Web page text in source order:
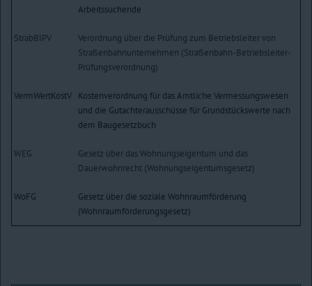
Arbeitssuchende
StrabBIPV
Verordnung über die Prüfung zum Betriebsleiter von
Straßenbahnunternehmen (Straßenbahn-Betriebsleiter-
Prüfungsverordnung)
VermWertKostV
Kostenverordnung für das Amtliche Vermessungswesen
und die Gutachterausschüsse für Grundstückswerte nach
dem Baugesetzbuch
WEG
Gesetz über das Wohnungseigentum und das
Dauerwohnrecht (Wohnungseigentumsgesetz)
WoFG
Gesetz über die soziale Wohnraumförderung
(Wohnraumförderungsgesetz)